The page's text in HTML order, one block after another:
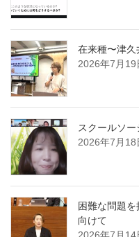
在来種〜津久
2026年7月19
スクールソ
2026年7月18
困難な問題
向けて